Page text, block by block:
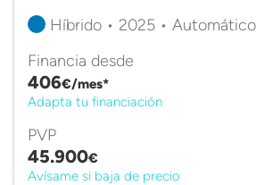
Híbrido • 2025 • Automático
Financia desde
406€/mes*
Adapta tu financiación
PVP
45.900€
Avísame si baja de precio